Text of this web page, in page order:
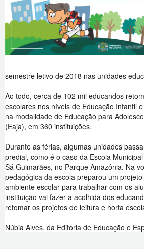
semestre letivo de 2018 nas unidades
Ao todo, cerca de 102 mil educandos
escolares nos níveis de Educação Infantil
na modalidade de Educação para
(Eaja), em 360 instituições.
Durante as férias, algumas unidades
predial, como é o caso da Escola
Sá Guimarães, no Parque Amazônia. Na
pedagógica da escola preparou um
ambiente escolar para trabalhar com os
instituição vai fazer a acolhida dos
retomar os projetos de leitura e horta
Núbia Alves, da Editoria de Educação e